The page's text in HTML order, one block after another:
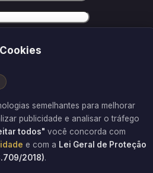
navegador para a próxima vez que eu
reduzir spam. Saiba como seus
.
semelhantes para melhorar
publicidade e analisar o tráfego
todos" você concorda com
e com a Lei Geral de Proteção
2018).